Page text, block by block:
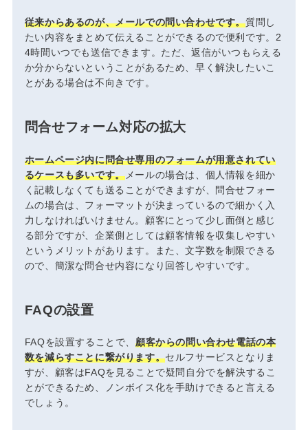
従来からあるのが、メールでの問い合わせです。質問し
たい内容をまとめて伝えることができるので便利です。2
4時間いつでも送信できます。ただ、返信がいつもらえる
か分からないということがあるため、早く解決したいこ
とがある場合は不向きです。
問合せフォーム対応の拡大
ホームページ内に問合せ専用のフォームが用意されてい
るケースも多いです。メールの場合は、個人情報を細か
く記載しなくても送ることができますが、問合せフォー
ムの場合は、フォーマットが決まっているので細かく入
力しなければいけません。顧客にとって少し面倒と感じ
る部分ですが、企業側としては顧客情報を収集しやすい
というメリットがあります。また、文字数を制限できる
ので、簡潔な問合せ内容になり回答しやすいです。
FAQの設置
FAQを設置することで、顧客からの問い合わせ電話の本
数を減らすことに繋がります。セルフサービスとなりま
すが、顧客はFAQを見ることで疑問自分でを解決するこ
とができるため、ノンボイス化を手助けできると言える
でしょう。